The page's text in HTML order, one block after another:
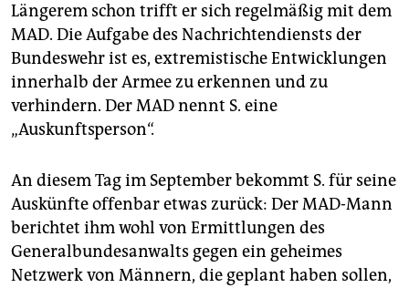
Längerem schon trifft er sich regelmäßig mit dem
MAD. Die Aufgabe des Nachrichtendiensts der
Bundeswehr ist es, extremistische Entwicklungen
innerhalb der Armee zu erkennen und zu
verhindern. Der MAD nennt S. eine
„Auskunftsperson“.
An diesem Tag im September bekommt S. für seine
Auskünfte offenbar etwas zurück: Der MAD-Mann
berichtet ihm wohl von Ermittlungen des
Generalbundesanwalts gegen ein geheimes
Netzwerk von Männern, die geplant haben sollen,